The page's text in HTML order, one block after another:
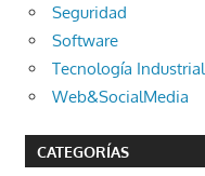
Seguridad
Software
Tecnología Industrial
Web&SocialMedia
CATEGORÍAS